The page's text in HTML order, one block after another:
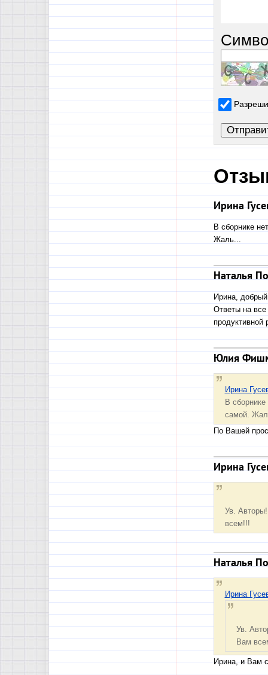
Ирина
В сборнике
Жаль...
Наталья
Ирина,
Ответы на
Юлия
Ирина
В
самой.
По Вашей
Ирина
Ув.
всем!!!
Наталья
Ирина
Ув.
Вам
Ирина, и Вам